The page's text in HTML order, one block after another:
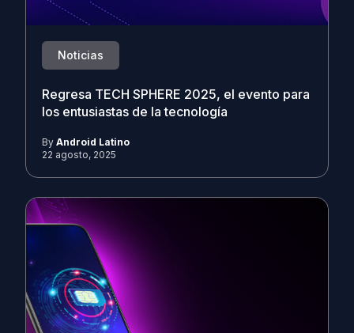
Noticias
Regresa TECH SPHERE 2025, el evento para
los entusiastas de la tecnología
By Android Latino
22 agosto, 2025